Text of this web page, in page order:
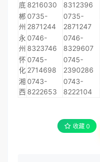
底 8216030
8312396
郴
州
0735-
2871244
0735-
2871247
永
州
0746-
8323746
0746-
8329607
怀
化
0745-
2714698
0745-
2390286
湘
西
0743-
8222653
0743-
8222104
收藏 0